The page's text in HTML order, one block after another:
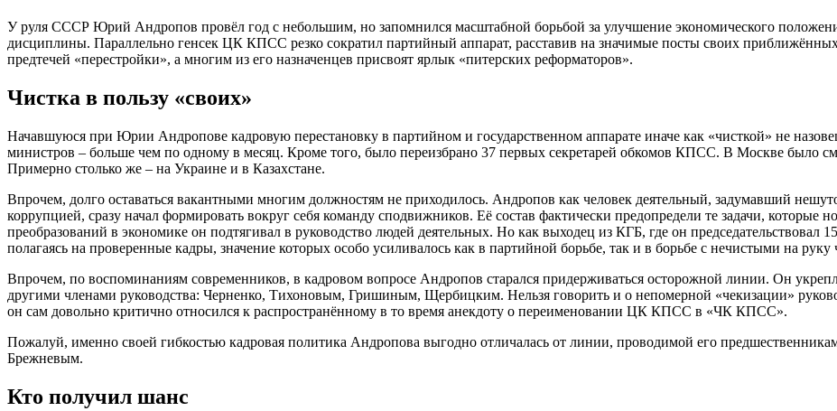
У руля СССР Юрий Андропов провёл год с небольшим, но запомнился масштабной борьбой за улучшение экономического
дисциплины. Параллельно генсек ЦК КПСС резко сократил партийный аппарат, расставив на значимые посты своих
предтечей «перестройки», а многим из его назначенцев присвоят ярлык «питерских реформаторов».
Чистка в пользу «своих»
Начавшуюся при Юрии Андропове кадровую перестановку в партийном и государственном аппарате иначе как «чисткой» не
министров – больше чем по одному в месяц. Кроме того, было переизбрано 37 первых секретарей обкомов КПСС. В Москве было
Примерно столько же – на Украине и в Казахстане.
Впрочем, долго оставаться вакантными многим должностям не приходилось. Андропов как человек деятельный, задумавший
коррупцией, сразу начал формировать вокруг себя команду сподвижников. Её состав фактически предопредели те задачи, которые
преобразований в экономике он подтягивал в руководство людей деятельных. Но как выходец из КГБ, где он председательствовал
полагаясь на проверенные кадры, значение которых особо усиливалось как в партийной борьбе, так и в борьбе с нечистыми на
Впрочем, по воспоминаниям современников, в кадровом вопросе Андропов старался придерживаться осторожной линии. Он
другими членами руководства: Черненко, Тихоновым, Гришиным, Щербицким. Нельзя говорить и о непомерной «чекизации»
он сам довольно критично относился к распространённому в то время анекдоту о переименовании ЦК КПСС в «ЧК КПСС».
Пожалуй, именно своей гибкостью кадровая политика Андропова выгодно отличалась от линии, проводимой его
Брежневым.
Кто получил шанс